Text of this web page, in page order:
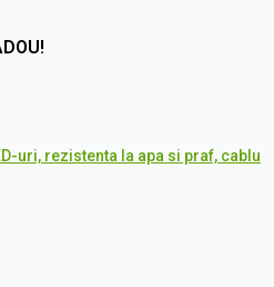
uri, rezistenta la apa si praf, cablu